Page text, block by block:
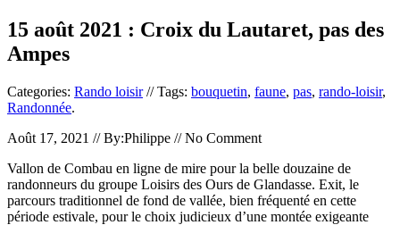
15 août 2021 : Croix du Lautaret, pas des
Ampes
Categories: Rando loisir// Tags: bouquetin, faune, pas, rando-loisir,
Randonnée.
Août 17, 2021 // By:Philippe // No Comment
Vallon de Combau en ligne de mire pour la belle douzaine de
randonneurs du groupe Loisirs des Ours de Glandasse. Exit, le
parcours traditionnel de fond de vallée, bien fréquenté en cette
période estivale, pour le choix judicieux d’une montée exigeante